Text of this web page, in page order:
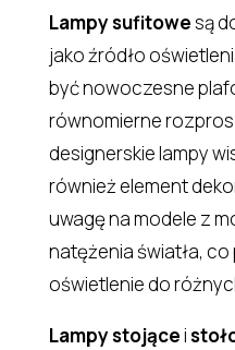
Lampy sufitowesą
jako źródło
być nowoczesne
równomierne
designerskie lampy
również element
uwagę na modele z
natężenia światła,
oświetlenie do
Lampy stojącei